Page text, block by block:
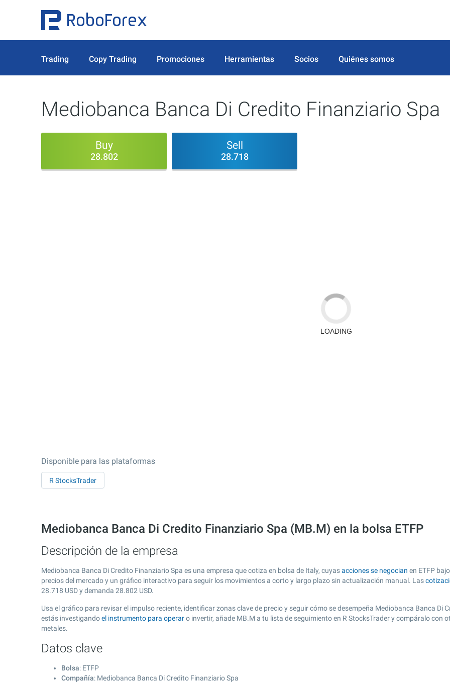
Trading Copy Trading Promociones Herramientas Socios Quiénes somos
Mediobanca Banca Di Credito Finanziario Spa
Buy
28.802
Sell
28.718
Disponible para las plataformas
R StocksTrader
Mediobanca Banca Di Credito Finanziario Spa (MB.M) en la bolsa ETFP
Descripción de la empresa
Mediobanca Banca Di Credito Finanziario Spa es una empresa que cotiza en bolsa de Italy, cuyasacciones se negocian en ETFP
precios del mercado y un gráfico interactivo para seguir los movimientos a corto y largo plazo sin actualización manual. Las
28.718 USD y demanda 28.802 USD.
Usa el gráfico para revisar el impulso reciente, identificar zonas clave de precio y seguir cómo se desempeña Mediobanca Banca Di
estás investigandoel instrumento para operaro invertir, añade MB.M a tu lista de seguimiento en R StocksTrader y compáralo con
metales.
Datos clave
Bolsa: ETFP
Compañía: Mediobanca Banca Di Credito Finanziario Spa